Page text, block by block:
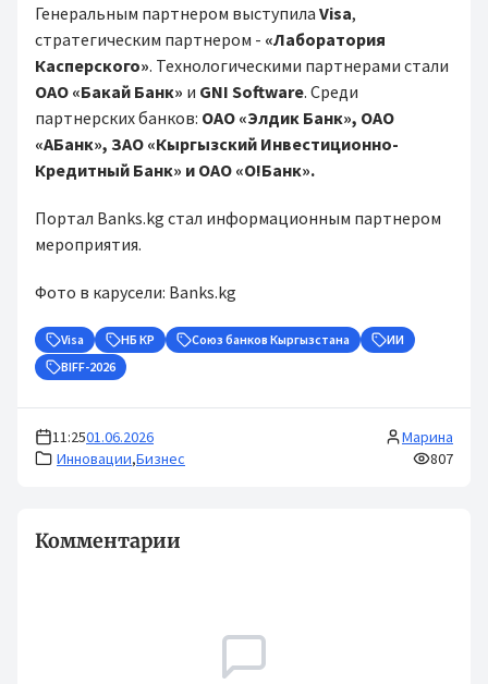
Генеральным партнером выступила Visa,
стратегическим партнером - «Лаборатория
Касперского». Технологическими партнерами стали
ОАО «Бакай Банк» и GNI Software. Среди
партнерских банков: ОАО «Элдик Банк», ОАО
«АБанк», ЗАО «Кыргызский Инвестиционно-
Кредитный Банк» и ОАО «О!Банк».
Портал Banks.kg стал информационным партнером
мероприятия.
Фото в карусели: Banks.kg
Visa НБ КР Союз банков Кыргызстана
ИИ
BIFF-2026
11:2501.06.2026
Инновации,Бизнес
Марина
807
Комментарии